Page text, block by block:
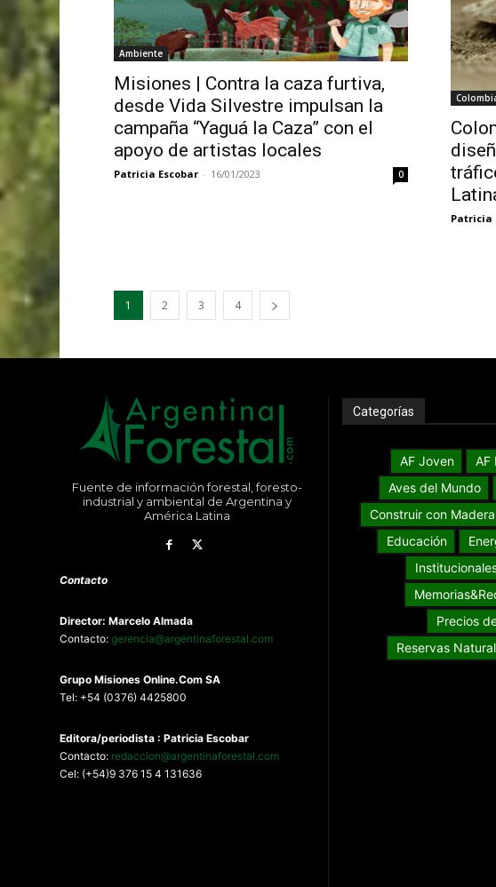
Ambiente
Misiones | Contra la caza furtiva,
desde Vida Silvestre impulsan la
campaña “Yaguá la Caza” con el
apoyo de artistas locales
Patricia Escobar - 16/01/2023 0
Patricia
1 2 3 4
Fuente de información forestal, foresto-
industrial y ambiental de Argentina y
América Latina
Contacto
Director: Marcelo Almada
Contacto: gerencia@argentinaforestal.com
Grupo MisionesOnline.Com SA
Tel: +54 (0376) 4425800
Editora/periodista : Patricia Escobar
Contacto: redaccion@argentinaforestal.com
Cel: (+54)9 376 15 4 131636
Categorías
AF Joven AF
Aves del Mundo
Construir con Madera
Educación
Precios
Reservas